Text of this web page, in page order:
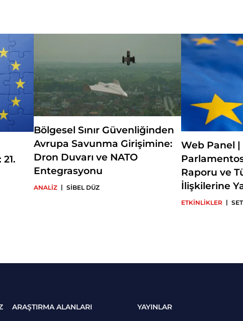
Bölgesel Sınır Güvenliğinden
Avrupa Savunma Girişimine:
Dron Duvarı ve NATO
Entegrasyonu
ANALİZ | SİBEL DÜZ
Web Panel |
Raporu ve
İlişkilerine
ETKİNLİKLER |
ARAŞTIRMA ALANLARI YAYINLAR